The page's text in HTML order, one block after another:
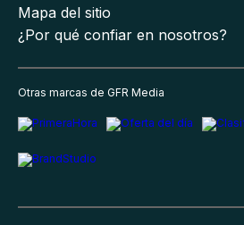
Mapa del sitio
¿Por qué confiar en nosotros?
Otras marcas de GFR Media